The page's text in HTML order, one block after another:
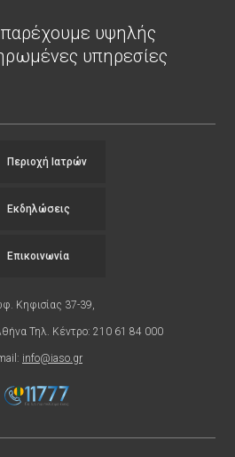
υψηλής
υπηρεσίες
Περιοχή Ιατρών
Εκδηλώσεις
Κηφισίας 37-39,
Τηλ. Κέντρο: 210 61 84 000
info@iaso.gr
Επικοινωνία